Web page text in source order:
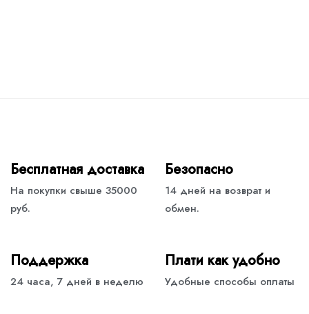
Бесплатная доставка
На покупки свыше 35000
руб.
Безопасно
14 дней на возврат и
обмен.
Поддержка
24 часа, 7 дней в неделю
Плати как удобно
Удобные способы оплаты